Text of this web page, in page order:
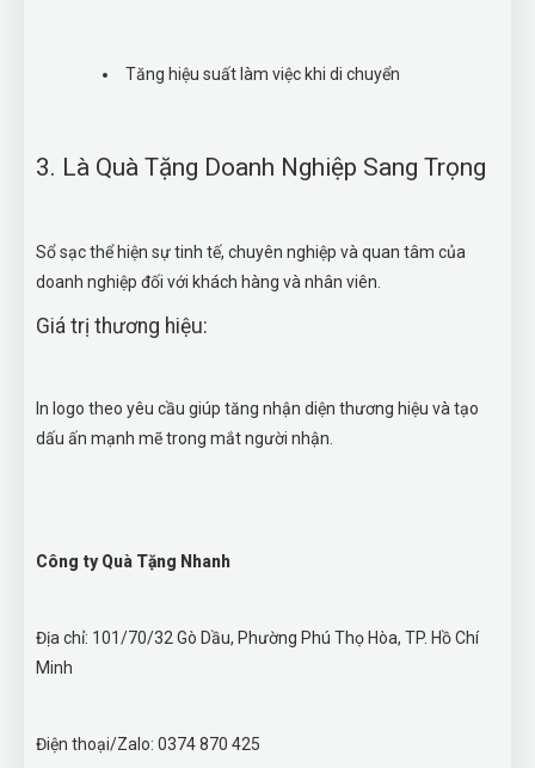
Tăng hiệu suất làm việc khi di chuyển
3. Là Quà Tặng Doanh Nghiệp Sang Trọng
Sổ sạc thể hiện sự tinh tế, chuyên nghiệp và quan tâm của
doanh nghiệp đối với khách hàng và nhân viên.
Giá trị thương hiệu:
In logo theo yêu cầu giúp tăng nhận diện thương hiệu và tạo
dấu ấn mạnh mẽ trong mắt người nhận.
Công ty Quà Tặng Nhanh
Địa chỉ: 101/70/32 Gò Dầu, Phường Phú Thọ Hòa, TP. Hồ Chí
Minh
Điện thoại/Zalo: 0374 870 425